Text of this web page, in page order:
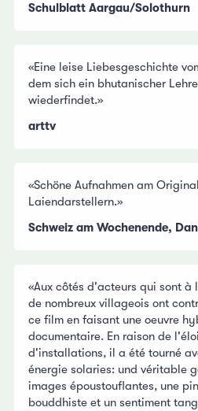
Schulblatt Aargau/Solothurn
«Eine leise Liebesgeschichte
dem sich ein bhutanischer
wiederfindet.»
arttv
«Schöne Aufnahmen am
Laiendarstellern.»
Schweiz am Wochenende,
«Aux côtés d'acteurs qui sont à
de nombreux villageois ont
ce film en faisant une oeuvre
documentaire. En raison de
d'installations, il a été tourné
énergie solaries: und véritable
images époustouflantes, une
bouddhiste et un sentiment